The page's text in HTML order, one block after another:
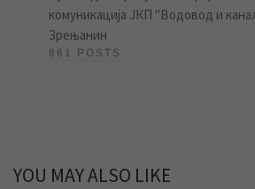
комуникација ЈКП "Водовод и
Зрењанин
861 POSTS
YOU MAY ALSO LIKE